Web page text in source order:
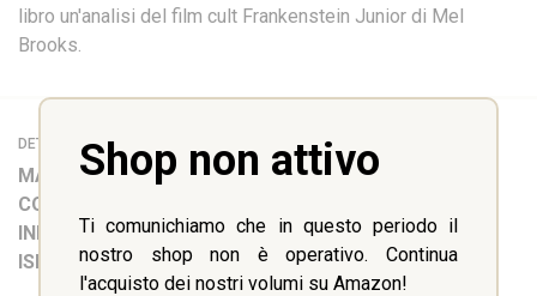
Shop non attivo
Ti comunichiamo che in questo periodo il
nostro shop non è operativo. Continua
l'acquisto dei nostri volumi su Amazon!
libro un'analisi del film cult Frankenstein Junior di Mel
Brooks.
DETTAGLI
MATERIA:
Inglese
COLLANA:
INFO:
288 pp
ISBN:
9788831466066